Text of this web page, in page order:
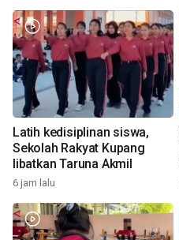
Latih kedisiplinan siswa,
Sekolah Rakyat Kupang
libatkan Taruna Akmil
6 jam lalu